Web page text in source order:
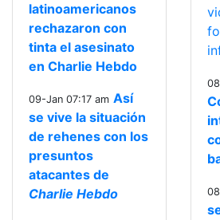
latinoamericanos
rechazaron con
tinta el asesinato
en Charlie Hebdo
09-Jan 07:17 am Así
se vive la situación
de rehenes con los
presuntos
atacantes de
Charlie Hebdo